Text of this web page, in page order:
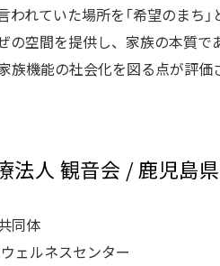
れていた場所を「希望のまち
の空間を提供し、家族の本質
機能の社会化を図る点が評価
法人 観音会 / 鹿児島
同体
ェルネスセンター